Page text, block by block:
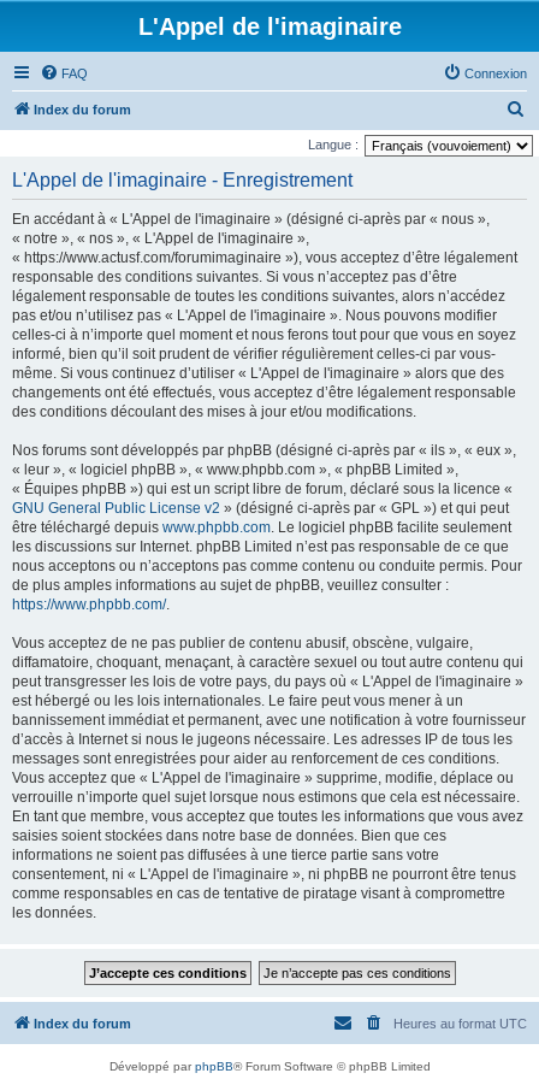
L'Appel de l'imaginaire
FAQ Connexion
Index du forum
e
Langue :
L'Appel de l'imaginaire - Enregistrement
En accédant à « L'Appel de l'imaginaire » (désigné ci-après par « nous »,
« notre », « nos », « L'Appel de l'imaginaire »,
« https://www.actusf.com/forumimaginaire »), vous acceptez d’être légalement
responsable des conditions suivantes. Si vous n’acceptez pas d’être
légalement responsable de toutes les conditions suivantes, alors n’accédez
pas et/ou n’utilisez pas « L'Appel de l'imaginaire ». Nous pouvons modifier
celles-ci à n’importe quel moment et nous ferons tout pour que vous en soyez
informé, bien qu’il soit prudent de vérifier régulièrement celles-ci par vous-
même. Si vous continuez d’utiliser « L'Appel de l'imaginaire » alors que des
changements ont été effectués, vous acceptez d’être légalement responsable
des conditions découlant des mises à jour et/ou modifications.
Nos forums sont développés par phpBB (désigné ci-après par « ils », « eux »,
« leur », « logiciel phpBB », « www.phpbb.com », « phpBB Limited »,
« Équipes phpBB ») qui est un script libre de forum, déclaré sous la licence «
GNU General Public License v2 » (désigné ci-après par « GPL ») et qui peut
être téléchargé depuis www.phpbb.com. Le logiciel phpBB facilite seulement
les discussions sur Internet. phpBB Limited n’est pas responsable de ce que
nous acceptons ou n’acceptons pas comme contenu ou conduite permis. Pour
de plus amples informations au sujet de phpBB, veuillez consulter :
https://www.phpbb.com/.
Vous acceptez de ne pas publier de contenu abusif, obscène, vulgaire,
diffamatoire, choquant, menaçant, à caractère sexuel ou tout autre contenu qui
peut transgresser les lois de votre pays, du pays où « L'Appel de l'imaginaire »
est hébergé ou les lois internationales. Le faire peut vous mener à un
bannissement immédiat et permanent, avec une notification à votre fournisseur
d’accès à Internet si nous le jugeons nécessaire. Les adresses IP de tous les
messages sont enregistrées pour aider au renforcement de ces conditions.
Vous acceptez que « L'Appel de l'imaginaire » supprime, modifie, déplace ou
verrouille n’importe quel sujet lorsque nous estimons que cela est nécessaire.
En tant que membre, vous acceptez que toutes les informations que vous avez
saisies soient stockées dans notre base de données. Bien que ces
informations ne soient pas diffusées à une tierce partie sans votre
consentement, ni « L'Appel de l'imaginaire », ni phpBB ne pourront être tenus
comme responsables en cas de tentative de piratage visant à compromettre
les données.
Index du forum Heures au format UTC
Développé parphpBB® Forum Software © phpBB Limited